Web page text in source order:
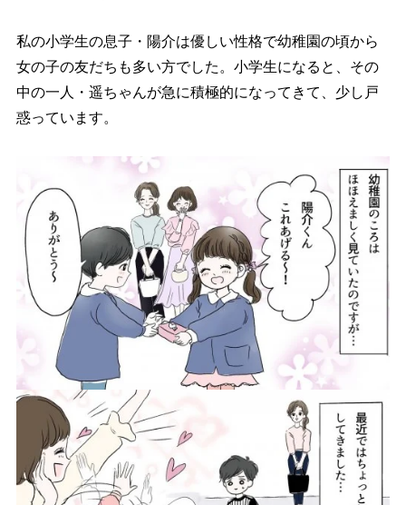
私の小学生の息子・陽介は優しい性格で幼稚園の頃から
女の子の友だちも多い方でした。小学生になると、その
中の一人・遥ちゃんが急に積極的になってきて、少し戸
惑っています。